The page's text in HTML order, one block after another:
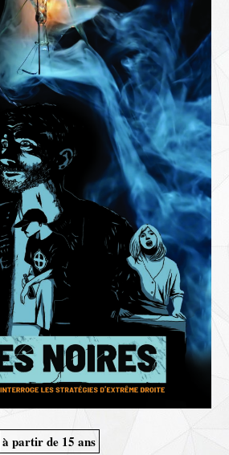
à partir de 15 ans